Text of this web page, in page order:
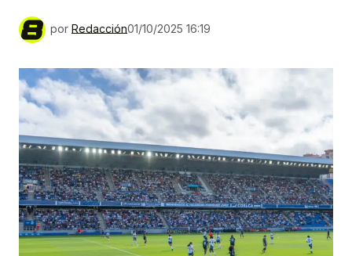
por Redacción01/10/2025 16:19